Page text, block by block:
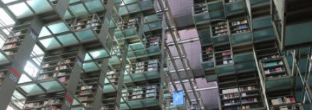
カ
ン
ペ
チ
ェ
ク